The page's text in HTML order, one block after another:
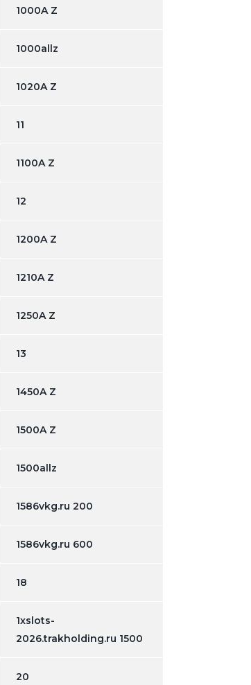
1000A Z
1000allz
1020A Z
11
1100A Z
12
1200A Z
1210A Z
1250A Z
13
1450A Z
1500A Z
1500allz
1586vkg.ru 200
1586vkg.ru 600
18
1xslots-
2026.trakholding.ru 1500
20